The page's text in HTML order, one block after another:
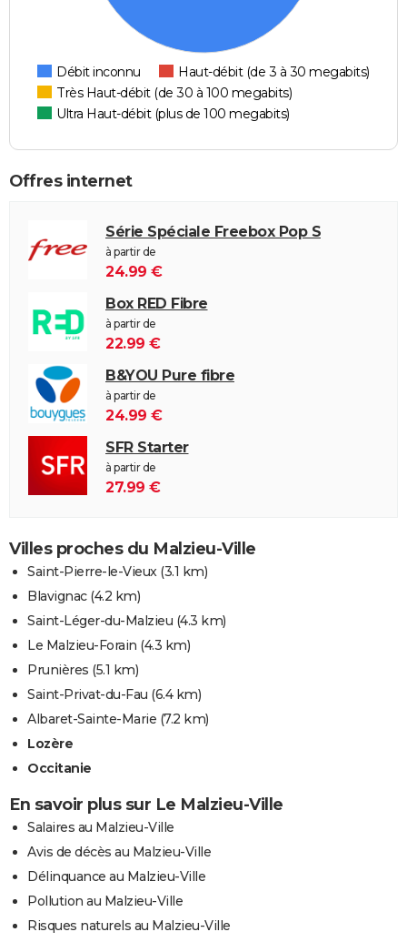
Débit inconnu
Haut-débit (de 3 à 30 megabits)
Très Haut-débit (de 30 à 100 megabits)
Ultra Haut-débit (plus de 100 megabits)
Offres internet
Série Spéciale Freebox Pop S
à partir de
24.99 €
Box RED Fibre
à partir de
22.99 €
B&YOU Pure fibre
à partir de
24.99 €
SFR Starter
à partir de
27.99 €
Villes proches du Malzieu-Ville
Saint-Pierre-le-Vieux (3.1 km)
Blavignac(4.2 km)
Saint-Léger-du-Malzieu (4.3 km)
Le Malzieu-Forain (4.3 km)
Prunières (5.1 km)
Saint-Privat-du-Fau (6.4 km)
Albaret-Sainte-Marie (7.2 km)
Lozère
Occitanie
En savoir plus sur Le Malzieu-Ville
Salaires au Malzieu-Ville
Avis de décès au Malzieu-Ville
Délinquance au Malzieu-Ville
Pollution au Malzieu-Ville
Risques naturels au Malzieu-Ville